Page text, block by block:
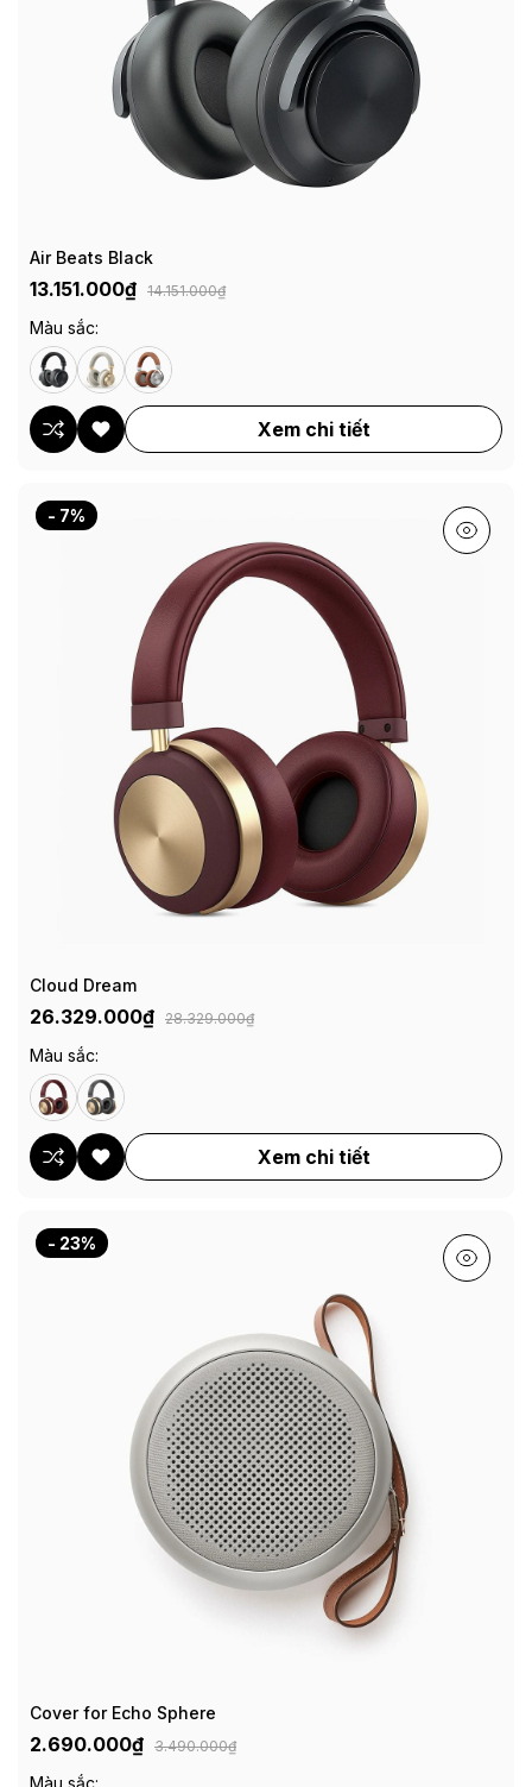
Air Beats Black
13.151.000₫ 14.151.000₫
Màu sắc:
Xem chi tiết
- 7%
Cloud Dream
26.329.000₫ 28.329.000₫
Màu sắc:
Xem chi tiết
- 23%
Cover for Echo Sphere
2.690.000₫ 3.490.000₫
Màu sắc: